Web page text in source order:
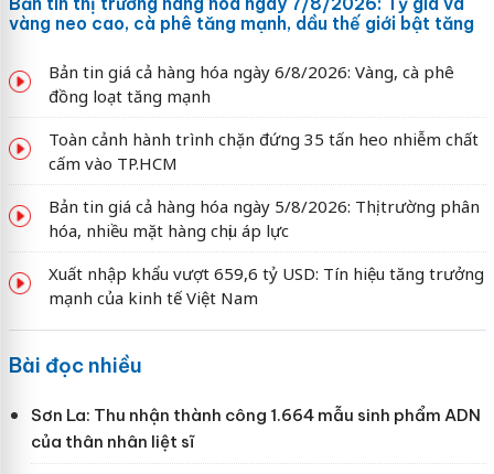
vàng neo cao, cà phê tăng mạnh, dầu thế giới bật tăng
Bản tin giá cả hàng hóa ngày 6/8/2026: Vàng, cà phê
đồng loạt tăng mạnh
Toàn cảnh hành trình chặn đứng 35 tấn heo nhiễm chất
cấm vào TP.HCM
Bản tin giá cả hàng hóa ngày 5/8/2026: Thị trường phân
hóa, nhiều mặt hàng chịu áp lực
Xuất nhập khẩu vượt 659,6 tỷ USD: Tín hiệu tăng trưởng
mạnh của kinh tế Việt Nam
Bài đọc nhiều
Sơn La: Thu nhận thành công 1.664 mẫu sinh phẩm ADN
của thân nhân liệt sĩ